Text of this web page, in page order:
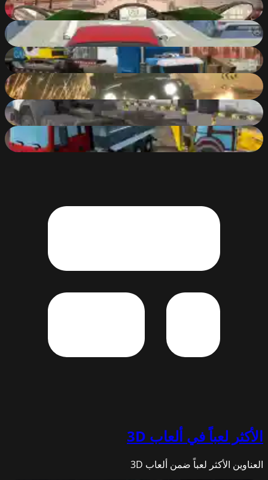
86%
Realistic City Parking
77%
Real Cargo Truck Simulator
89%
Offroad Masters Challenge
81%
Truck Space
76%
Real Construction Excavator Simulator
82%
الأكثر لعباً في ألعاب 3D
العناوين الأكثر لعباً ضمن ألعاب 3D